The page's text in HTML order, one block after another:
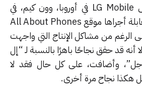
حيث قال نائب رئيس LG Mobile في أوروبا، وون كيم، في
معرض حديثه أثناء مقابلة أجراها موقع All About Phones
من مشاكل الإنتاج التي واجهت
4″ إلا أنه قد حقق نجاحًا باهرًا بالنسبة لـ “إل
وأضافت، على كل حال فقد لا
نجاح مرة أخرى.